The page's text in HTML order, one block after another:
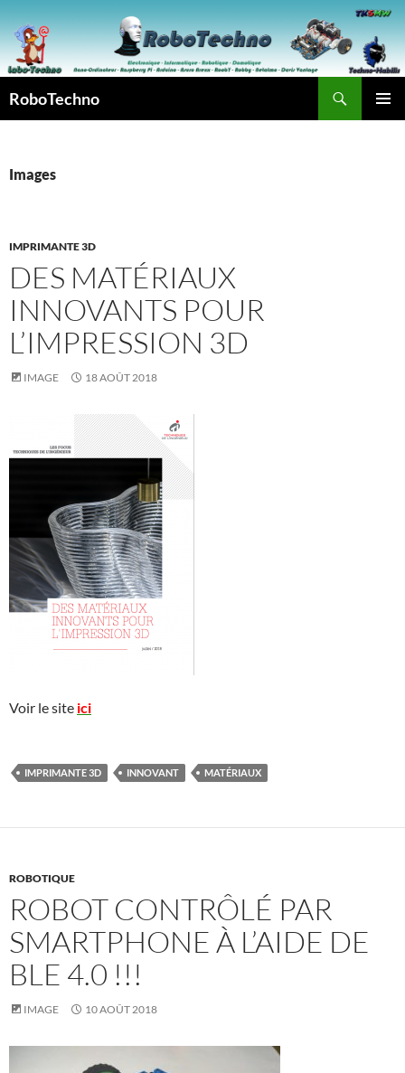
au
contenu
RoboTechno
Images
IMPRIMANTE 3D
DES MATÉRIAUX
INNOVANTS POUR
L’IMPRESSION 3D
IMAGE 18 AOÛT 2018
Voir le site ici
IMPRIMANTE 3D INNOVANT MATÉRIAUX
ROBOTIQUE
ROBOT CONTRÔLÉ PAR
SMARTPHONE À L’AIDE DE
BLE 4.0 !!!
IMAGE 10 AOÛT 2018